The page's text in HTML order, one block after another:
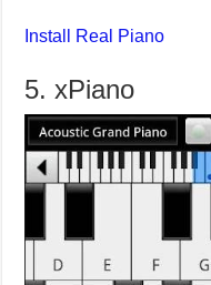
Install Real Piano
5. xPiano